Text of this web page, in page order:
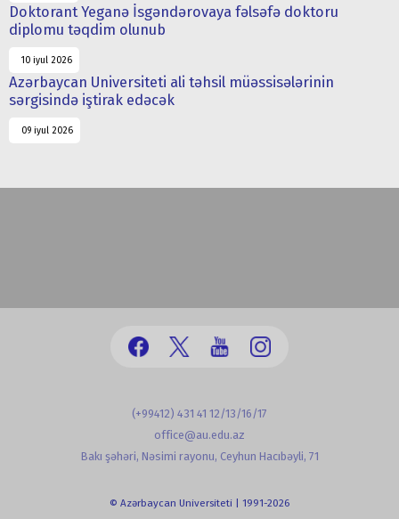
Doktorant Yeganə İsgəndərovaya fəlsəfə doktoru
diplomu təqdim olunub
10 iyul 2026
Azərbaycan Universiteti ali təhsil müəssisələrinin
sərgisində iştirak edəcək
09 iyul 2026
(+99412) 431 41 12/13/16/17
office@au.edu.az
Bakı şəhəri, Nəsimi rayonu, Ceyhun Hacıbəyli, 71
© Azərbaycan Universiteti | 1991-2026